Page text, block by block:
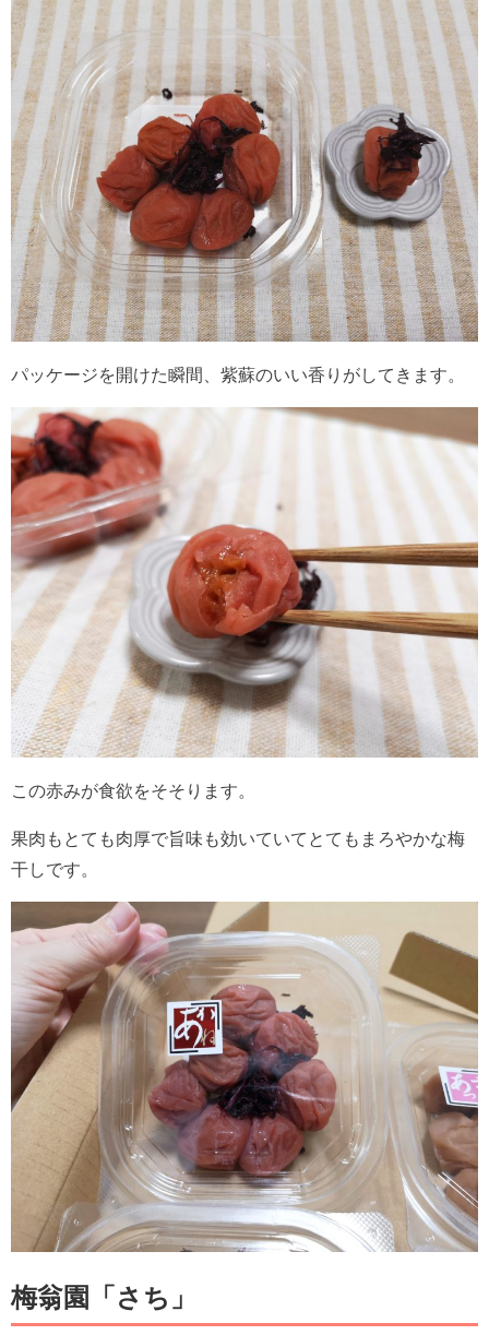
パッケージを開けた瞬間、紫蘇のいい香りがしてきます。
この赤みが食欲をそそります。
果肉もとても肉厚で旨味も効いていてとてもまろやかな梅
干しです。
梅翁園「さち」